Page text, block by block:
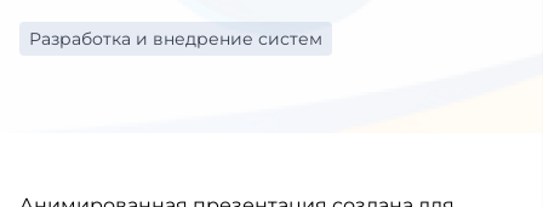
Разработка и внедрение систем